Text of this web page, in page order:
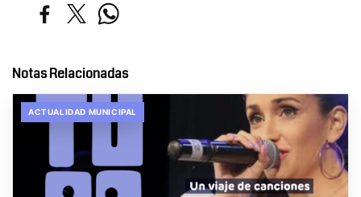
Notas Relacionadas
ACTUALIDAD MUNICIPAL